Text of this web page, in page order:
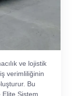
ve lojistik
verimliliğinin
Bu
Elite Sistem